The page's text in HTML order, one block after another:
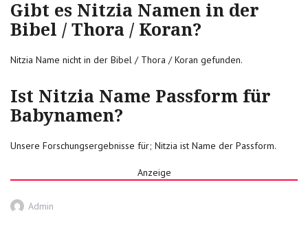
Gibt es Nitzia Namen in der
Bibel / Thora / Koran?
Nitzia Name nicht in der Bibel / Thora / Koran gefunden.
Ist Nitzia Name Passform für
Babynamen?
Unsere Forschungsergebnisse für; Nitzia ist Name der Passform.
Anzeige
Autor
Admin